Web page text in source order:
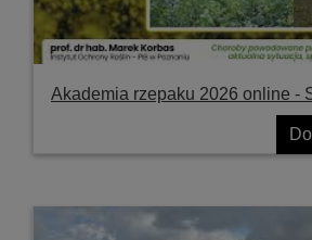
Akademia rzepaku 2026 online -